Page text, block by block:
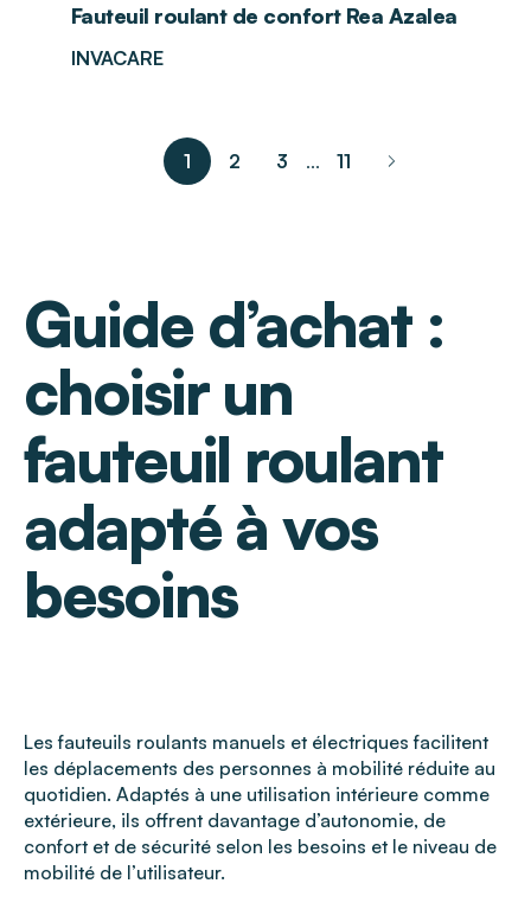
Fauteuil roulant de confort Rea Azalea
INVACARE
1 2 3 ... 11
Guide d’achat :
choisir un
fauteuil roulant
adapté à vos
besoins
Les fauteuils roulants manuels et électriques facilitent
les déplacements des personnes à mobilité réduite au
quotidien. Adaptés à une utilisation intérieure comme
extérieure, ils offrent davantage d’autonomie, de
confort et de sécurité selon les besoins et le niveau de
mobilité de l’utilisateur.